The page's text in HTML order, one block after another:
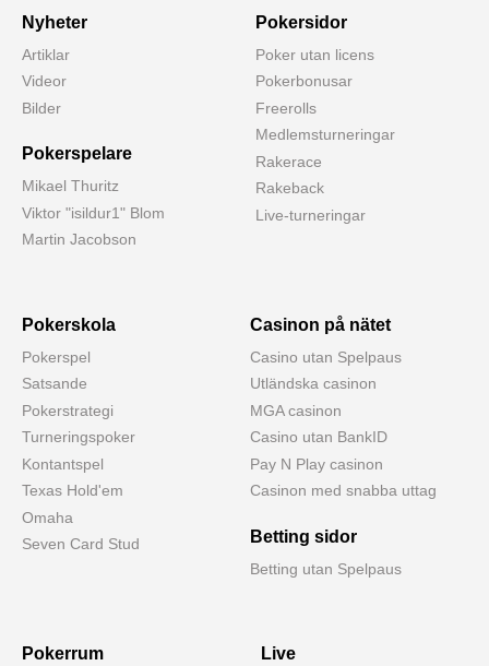
Nyheter
Artiklar
Videor
Bilder
Pokerspelare
Mikael Thuritz
Viktor "isildur1" Blom
Martin Jacobson
Pokersidor
Poker utan licens
Pokerbonusar
Freerolls
Medlemsturneringar
Rakerace
Rakeback
Live-turneringar
Pokerskola
Pokerspel
Satsande
Pokerstrategi
Turneringspoker
Kontantspel
Texas Hold'em
Omaha
Seven Card Stud
Casinon på nätet
Casino utan Spelpaus
Utländska casinon
MGA casinon
Casino utan BankID
Pay N Play casinon
Casinon med snabba uttag
Betting sidor
Betting utan Spelpaus
Pokerrum Live